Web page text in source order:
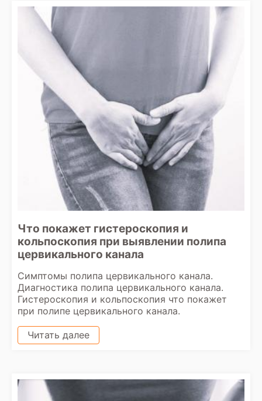
Что покажет гистероскопия и
кольпоскопия при выявлении полипа
цервикального канала
Симптомы полипа цервикального канала.
Диагностика полипа цервикального канала.
Гистероскопия и кольпоскопия что покажет
при полипе цервикального канала.
Читать далее